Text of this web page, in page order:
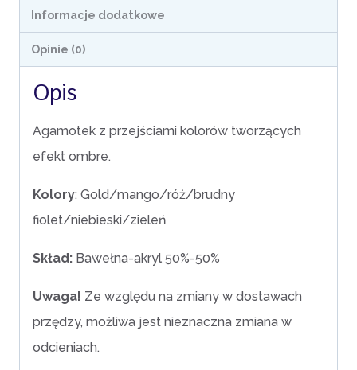
Informacje dodatkowe
Opinie (0)
Opis
Agamotek z przejściami kolorów tworzących
efekt ombre.
Kolory: Gold/mango/róż/brudny
fiolet/niebieski/zieleń
Skład: Bawełna-akryl 50%-50%
Uwaga! Ze względu na zmiany w dostawach
przędzy, możliwa jest nieznaczna zmiana w
odcieniach.